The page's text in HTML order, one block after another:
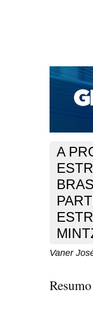
CAPA
PORTAL DE
PARA
Capa v. 17,
A
Vaner
Resumo